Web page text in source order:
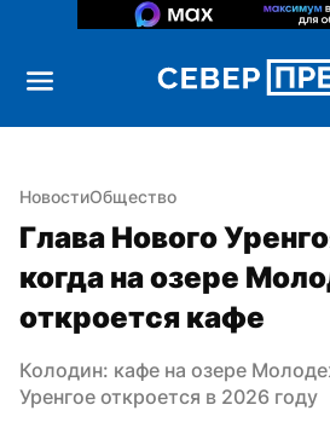
НовостиОбщество
Глава Нового
когда на озере
откроется кафе
Колодин: кафе на озере
Уренгое откроется в 2026 году